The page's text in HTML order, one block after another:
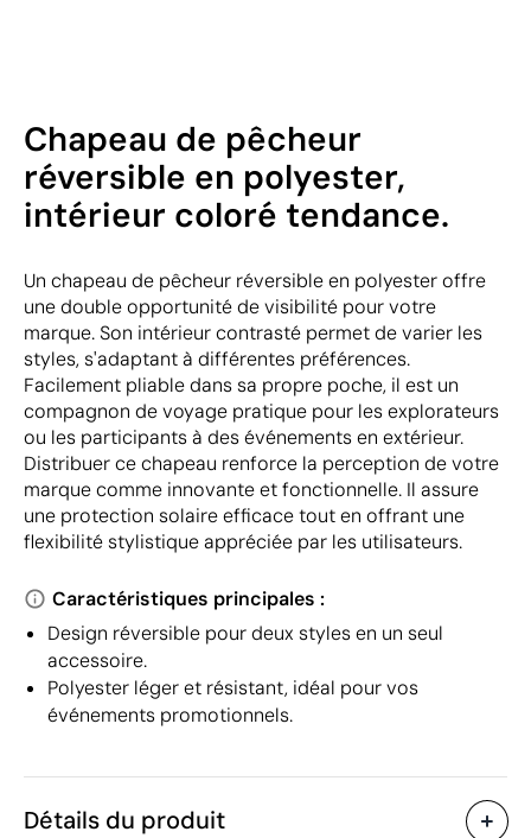
Chapeau de pêcheur
réversible en polyester,
intérieur coloré tendance.
Un chapeau de pêcheur réversible en polyester offre
une double opportunité de visibilité pour votre
marque. Son intérieur contrasté permet de varier les
styles, s'adaptant à différentes préférences.
Facilement pliable dans sa propre poche, il est un
compagnon de voyage pratique pour les explorateurs
ou les participants à des événements en extérieur.
Distribuer ce chapeau renforce la perception de votre
marque comme innovante et fonctionnelle. Il assure
une protection solaire efficace tout en offrant une
flexibilité stylistique appréciée par les utilisateurs.
Caractéristiques principales :
Design réversible pour deux styles en un seul
accessoire.
Polyester léger et résistant, idéal pour vos
événements promotionnels.
Détails du produit